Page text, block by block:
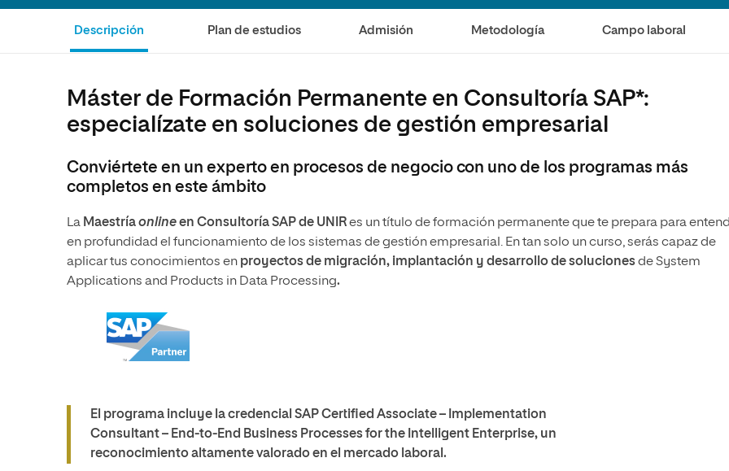
Internacionales
Humanidades
Artes
Música
Ciencias Sociales
Música
Educación
Comunicación y Mercadotecnia
Economía y Negocios
Descripción Plan de estudios Admisión Metodología Campo laboral
Máster de Formación Permanente en Consultoría SAP*:
especialízate en soluciones de gestión empresarial
Conviértete en un experto en procesos de negocio con uno de los programas más
completos en este ámbito
La Maestríaonlineen Consultoría SAP de UNIRes un título de formación permanente que te prepara para
en profundidad el funcionamiento de los sistemas de gestión empresarial. En tan solo un curso, serás capaz de
aplicar tus conocimientos en proyectos de migración, implantación y desarrollo de solucionesde System
Applications and Products in Data Processing.
El programa incluye la credencial SAP Certified Associate – Implementation
Consultant – End-to-End Business Processes for the Intelligent Enterprise, un
reconocimiento altamente valorado en el mercado laboral.